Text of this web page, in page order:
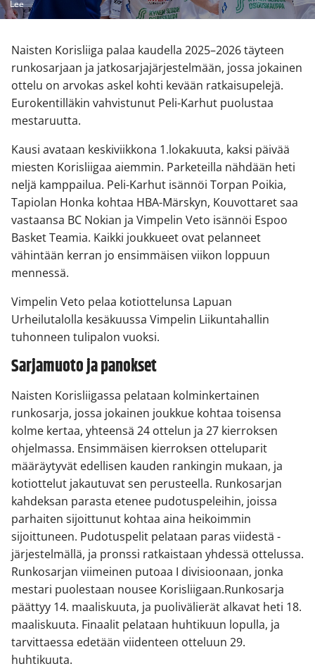
Lee
Naisten Korisliiga palaa kaudella 2025–2026 täyteen
runkosarjaan ja jatkosarjajärjestelmään, jossa jokainen
ottelu on arvokas askel kohti kevään ratkaisupelejä.
Eurokentilläkin vahvistunut Peli-Karhut puolustaa
mestaruutta.
Kausi avataan keskiviikkona 1.lokakuuta, kaksi päivää
miesten Korisliigaa aiemmin. Parketeilla nähdään heti
neljä kamppailua. Peli-Karhut isännöi Torpan Poikia,
Tapiolan Honka kohtaa HBA-Märskyn, Kouvottaret saa
vastaansa BC Nokian ja Vimpelin Veto isännöi Espoo
Basket Teamia. Kaikki joukkueet ovat pelanneet
vähintään kerran jo ensimmäisen viikon loppuun
mennessä.
Vimpelin Veto pelaa kotiottelunsa Lapuan
Urheilutalolla kesäkuussa Vimpelin Liikuntahallin
tuhonneen tulipalon vuoksi.
Sarjamuoto ja panokset
Naisten Korisliigassa pelataan kolminkertainen
runkosarja, jossa jokainen joukkue kohtaa toisensa
kolme kertaa, yhteensä 24 ottelun ja 27 kierroksen
ohjelmassa. Ensimmäisen kierroksen otteluparit
määräytyvät edellisen kauden rankingin mukaan, ja
kotiottelut jakautuvat sen perusteella. Runkosarjan
kahdeksan parasta etenee pudotuspeleihin, joissa
parhaiten sijoittunut kohtaa aina heikoimmin
sijoittuneen. Pudotuspelit pelataan paras viidestä -
järjestelmällä, ja pronssi ratkaistaan yhdessä ottelussa.
Runkosarjan viimeinen putoaa I divisioonaan, jonka
mestari puolestaan nousee Korisliigaan.Runkosarja
päättyy 14. maaliskuuta, ja puolivälierät alkavat heti 18.
maaliskuuta. Finaalit pelataan huhtikuun lopulla, ja
tarvittaessa edetään viidenteen otteluun 29.
huhtikuuta.